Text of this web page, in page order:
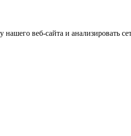
веб-сайта и анализировать